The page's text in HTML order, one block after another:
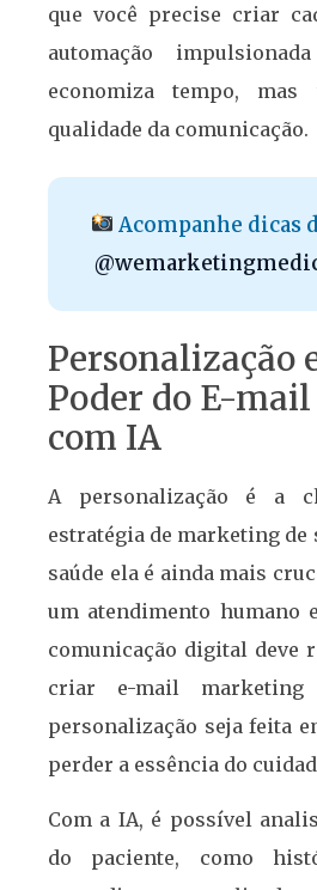
que você precise criar
automação
economiza tempo, mas
qualidade da comunicação.
Acompanhe dicas
Personalização
Poder do E-
com IA
A personalização é a
estratégia de marketing de
saúde ela é ainda mais
um atendimento humano
comunicação digital deve
criar e-mail
personalização seja feita
perder a essência do
Com a IA, é possível
do paciente, como